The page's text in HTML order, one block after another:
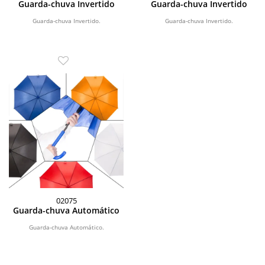
Guarda-chuva Invertido
Guarda-chuva Invertido.
Guarda-chuva Invertido
Guarda-chuva Invertido.
02075
Guarda-chuva Automático
Guarda-chuva Automático.